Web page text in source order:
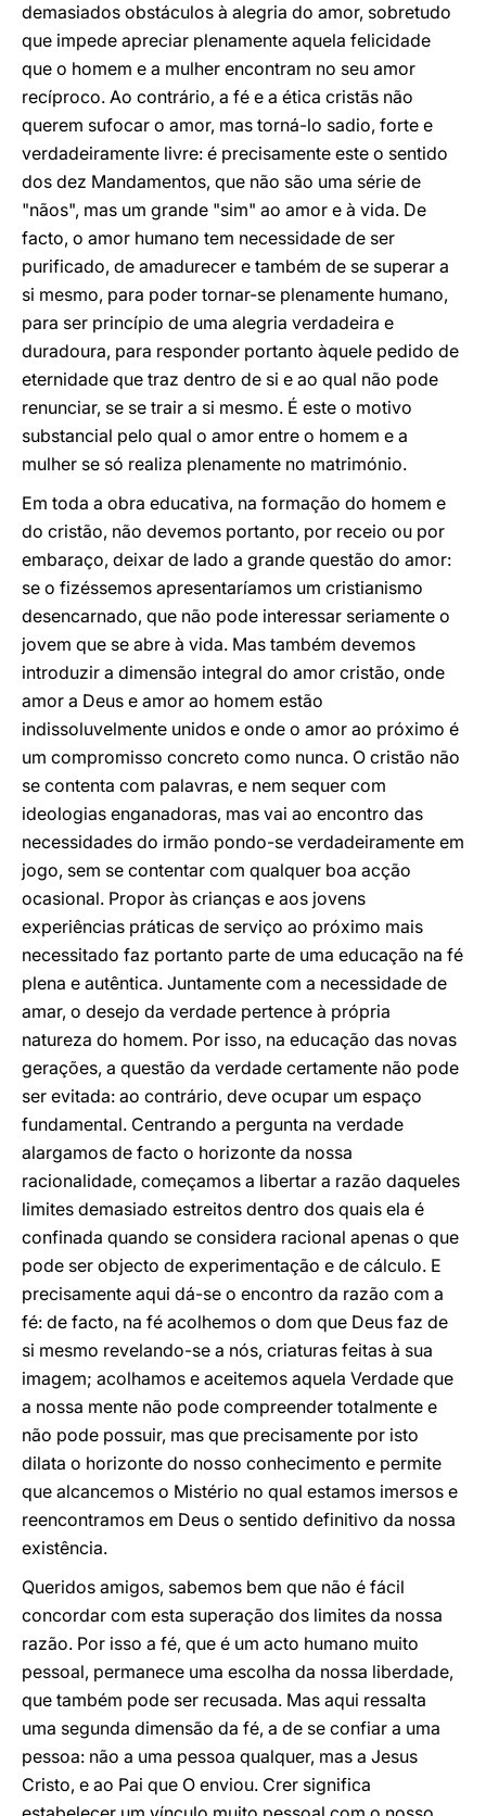
demasiados obstáculos à alegria do amor, sobretudo
que impede apreciar plenamente aquela felicidade
que o homem e a mulher encontram no seu amor
recíproco. Ao contrário, a fé e a ética cristãs não
querem sufocar o amor, mas torná-lo sadio, forte e
verdadeiramente livre: é precisamente este o sentido
dos dez Mandamentos, que não são uma série de
"nãos", mas um grande "sim" ao amor e à vida. De
facto, o amor humano tem necessidade de ser
purificado, de amadurecer e também de se superar a
si mesmo, para poder tornar-se plenamente humano,
para ser princípio de uma alegria verdadeira e
duradoura, para responder portanto àquele pedido de
eternidade que traz dentro de si e ao qual não pode
renunciar, se se trair a si mesmo. É este o motivo
substancial pelo qual o amor entre o homem e a
mulher se só realiza plenamente no matrimónio.
Em toda a obra educativa, na formação do homem e
do cristão, não devemos portanto, por receio ou por
embaraço, deixar de lado a grande questão do amor:
se o fizéssemos apresentaríamos um cristianismo
desencarnado, que não pode interessar seriamente o
jovem que se abre à vida. Mas também devemos
introduzir a dimensão integral do amor cristão, onde
amor a Deus e amor ao homem estão
indissoluvelmente unidos e onde o amor ao próximo é
um compromisso concreto como nunca. O cristão não
se contenta com palavras, e nem sequer com
ideologias enganadoras, mas vai ao encontro das
necessidades do irmão pondo-se verdadeiramente em
jogo, sem se contentar com qualquer boa acção
ocasional. Propor às crianças e aos jovens
experiências práticas de serviço ao próximo mais
necessitado faz portanto parte de uma educação na fé
plena e autêntica. Juntamente com a necessidade de
amar, o desejo da verdade pertence à própria
natureza do homem. Por isso, na educação das novas
gerações, a questão da verdade certamente não pode
ser evitada: ao contrário, deve ocupar um espaço
fundamental. Centrando a pergunta na verdade
alargamos de facto o horizonte da nossa
racionalidade, começamos a libertar a razão daqueles
limites demasiado estreitos dentro dos quais ela é
confinada quando se considera racional apenas o que
pode ser objecto de experimentação e de cálculo. E
precisamente aqui dá-se o encontro da razão com a
fé: de facto, na fé acolhemos o dom que Deus faz de
si mesmo revelando-se a nós, criaturas feitas à sua
imagem; acolhamos e aceitemos aquela Verdade que
a nossa mente não pode compreender totalmente e
não pode possuir, mas que precisamente por isto
dilata o horizonte do nosso conhecimento e permite
que alcancemos o Mistério no qual estamos imersos e
reencontramos em Deus o sentido definitivo da nossa
existência.
Queridos amigos, sabemos bem que não é fácil
concordar com esta superação dos limites da nossa
razão. Por isso a fé, que é um acto humano muito
pessoal, permanece uma escolha da nossa liberdade,
que também pode ser recusada. Mas aqui ressalta
uma segunda dimensão da fé, a de se confiar a uma
pessoa: não a uma pessoa qualquer, mas a Jesus
Cristo, e ao Pai que O enviou. Crer significa